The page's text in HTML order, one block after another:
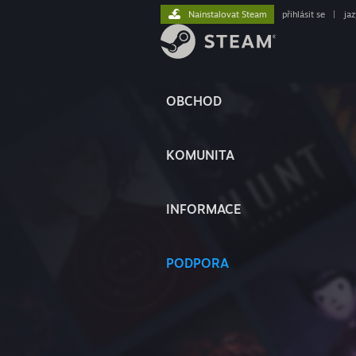
OBCHOD
KOMUNITA
INFORMACE
PODPORA
Nainstalovat Steam přihlásit se